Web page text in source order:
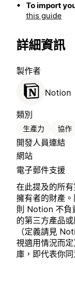
To import
this guide
詳細資訊
製作者
Notion
類別
生產力 協作
開發人員連結
網站
電子郵件支援
在此提及的所
擁有者的財產
則 Notion 不負
的第三方產品
（定義請見
視適用情況而
庫，即代表你